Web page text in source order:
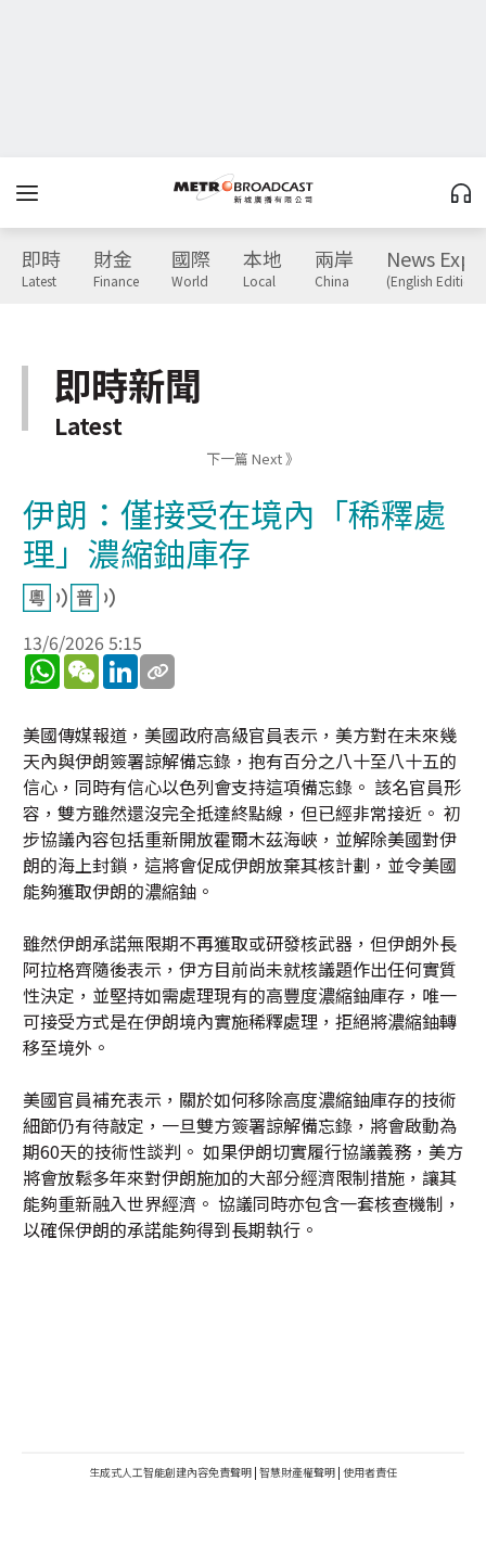
即時
Latest
財金
Finance
國際
World
本地
Local
兩岸
China
News
(English Edition)
即時新聞
Latest
下一篇 Next 》
伊朗：僅接受在境內「稀釋處
理」濃縮鈾庫存
13/6/2026 5:15
WhatsApp
WeChatLinkedIn
美國傳媒報道，美國政府高級官員表示，美方對在未來幾
天內與伊朗簽署諒解備忘錄，抱有百分之八十至八十五的
信心，同時有信心以色列會支持這項備忘錄。 該名官員形
容，雙方雖然還沒完全抵達終點線，但已經非常接近。 初
步協議內容包括重新開放霍爾木茲海峽，並解除美國對伊
朗的海上封鎖，這將會促成伊朗放棄其核計劃，並令美國
能夠獲取伊朗的濃縮鈾。
雖然伊朗承諾無限期不再獲取或研發核武器，但伊朗外長
阿拉格齊隨後表示，伊方目前尚未就核議題作出任何實質
性決定，並堅持如需處理現有的高豐度濃縮鈾庫存，唯一
可接受方式是在伊朗境內實施稀釋處理，拒絕將濃縮鈾轉
移至境外。
美國官員補充表示，關於如何移除高度濃縮鈾庫存的技術
細節仍有待敲定，一旦雙方簽署諒解備忘錄，將會啟動為
期60天的技術性談判。 如果伊朗切實履行協議義務，美方
將會放鬆多年來對伊朗施加的大部分經濟限制措施，讓其
能夠重新融入世界經濟。 協議同時亦包含一套核查機制，
以確保伊朗的承諾能夠得到長期執行。
生成式人工智能創建內容免責聲明 | 智慧財產權聲明 | 使用者責任